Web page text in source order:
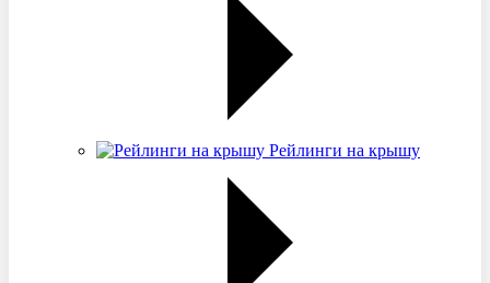
Рейлинги на крышу